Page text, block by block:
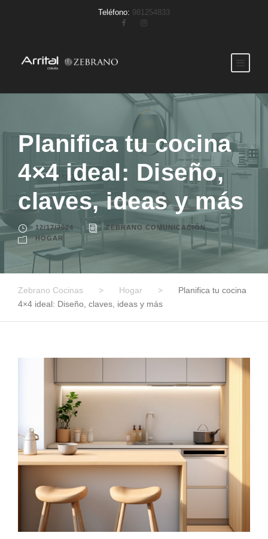
Teléfono: 981254833
Planifica tu cocina
4×4 ideal: Diseño,
claves, ideas y más
12/17/2024
ZEBRANO COMUNICACIÓN
HOGAR
Zebrano Cocinas > Hogar >
Planifica tu cocina
4×4 ideal: Diseño, claves, ideas y más